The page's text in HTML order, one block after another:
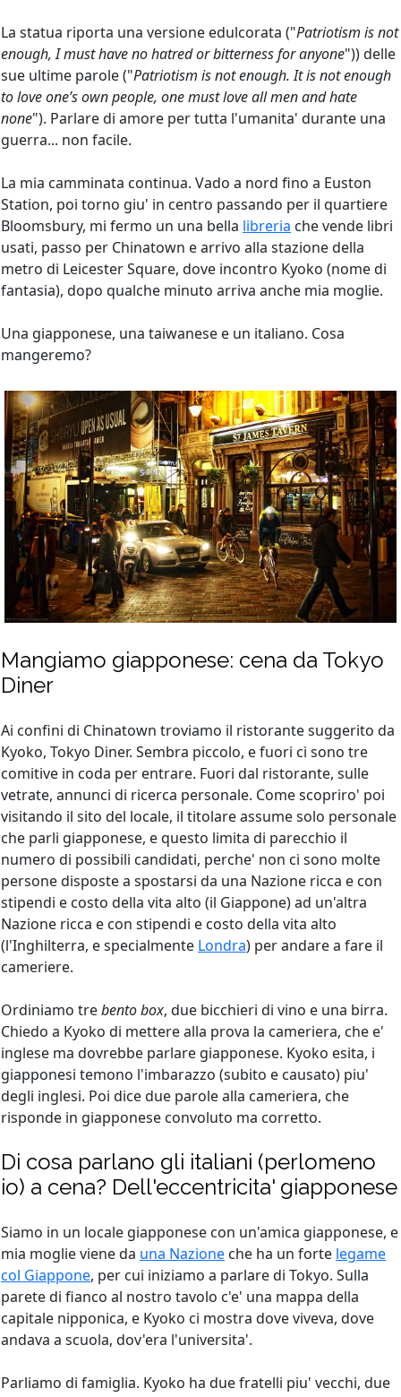
La statua riporta una versione edulcorata ("Patriotism is not
enough, I must have no hatred or bitterness for anyone")) delle
sue ultime parole ("Patriotism is not enough. It is not enough
to love one’s own people, one must love all men and hate
none"). Parlare di amore per tutta l'umanita' durante una
guerra... non facile.
La mia camminata continua. Vado a nord fino a Euston
Station, poi torno giu' in centro passando per il quartiere
Bloomsbury, mi fermo un una bella libreria che vende libri
usati, passo per Chinatown e arrivo alla stazione della
metro di Leicester Square, dove incontro Kyoko (nome di
fantasia), dopo qualche minuto arriva anche mia moglie.
Una giapponese, una taiwanese e un italiano. Cosa
mangeremo?
Mangiamo giapponese: cena da Tokyo
Diner
Ai confini di Chinatown troviamo il ristorante suggerito da
Kyoko, Tokyo Diner. Sembra piccolo, e fuori ci sono tre
comitive in coda per entrare. Fuori dal ristorante, sulle
vetrate, annunci di ricerca personale. Come scopriro' poi
visitando il sito del locale, il titolare assume solo personale
che parli giapponese, e questo limita di parecchio il
numero di possibili candidati, perche' non ci sono molte
persone disposte a spostarsi da una Nazione ricca e con
stipendi e costo della vita alto (il Giappone) ad un'altra
Nazione ricca e con stipendi e costo della vita alto
(l'Inghilterra, e specialmente Londra) per andare a fare il
cameriere.
Ordiniamo trebento box, due bicchieri di vino e una birra.
Chiedo a Kyoko di mettere alla prova la cameriera, che e'
inglese ma dovrebbe parlare giapponese. Kyoko esita, i
giapponesi temono l'imbarazzo (subito e causato) piu'
degli inglesi. Poi dice due parole alla cameriera, che
risponde in giapponese convoluto ma corretto.
Di cosa parlano gli italiani (perlomeno
io) a cena? Dell'eccentricita' giapponese
Siamo in un locale giapponese con un'amica giapponese, e
mia moglie viene da una Nazione che ha un forte legame
col Giappone, per cui iniziamo a parlare di Tokyo. Sulla
parete di fianco al nostro tavolo c'e' una mappa della
capitale nipponica, e Kyoko ci mostra dove viveva, dove
andava a scuola, dov'era l'universita'.
Parliamo di famiglia. Kyoko ha due fratelli piu' vecchi, due